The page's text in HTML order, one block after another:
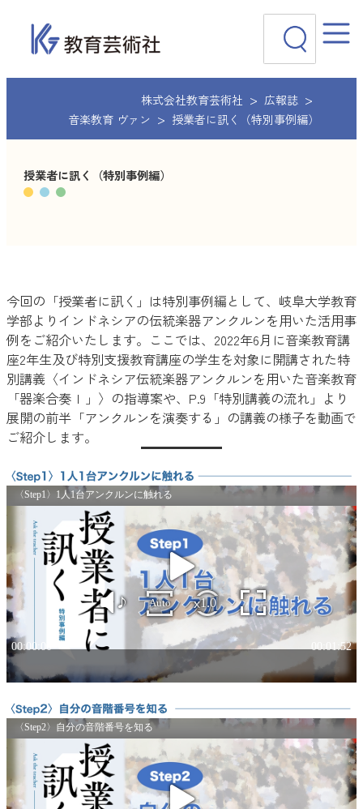
キ
株式会社教育芸術社
広報誌
音楽教育 ヴァン
授業者に訊く（特別事例編）
授業者に訊く（特別事例編）
今回の「授業者に訊く」は特別事例編として、岐阜大学教育
学部よりインドネシアの伝統楽器アンクルンを用いた活用事
例をご紹介いたします。ここでは、2022年6月に音楽教育講
座2年生及び特別支援教育講座の学生を対象に開講された特
別講義〈インドネシア伝統楽器アンクルンを用いた音楽教育
「器楽合奏Ⅰ」〉の指導案や、P.9「特別講義の流れ」より
展開の前半「アンクルンを演奏する」の講義の様子を動画で
ご紹介します。